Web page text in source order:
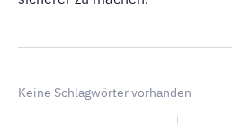
Keine Schlagwörter vorhanden